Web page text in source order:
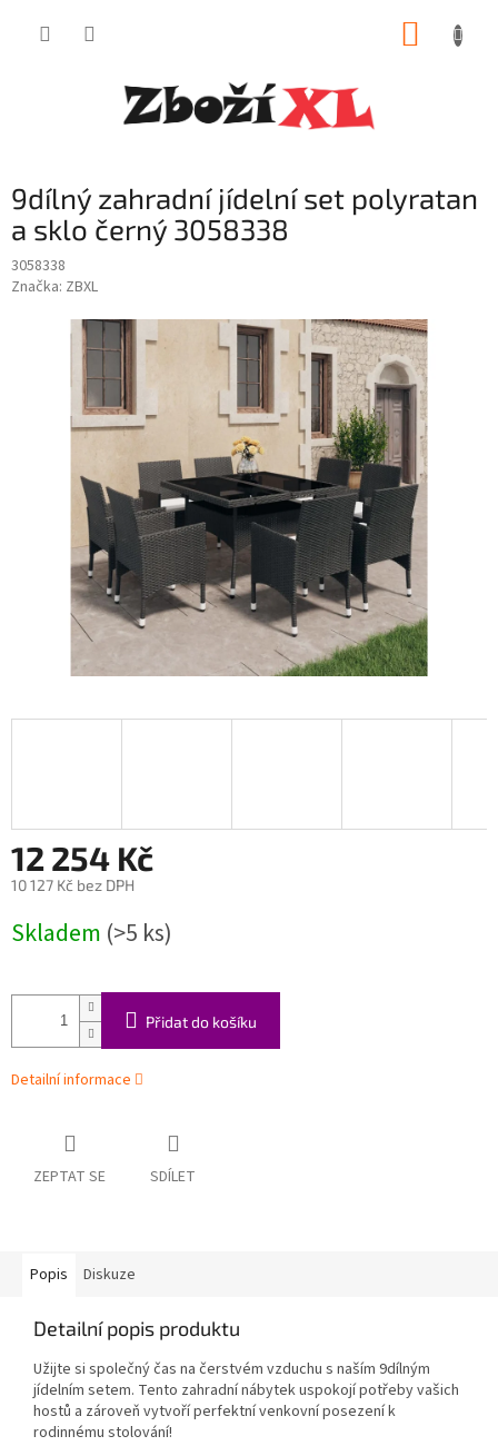
9dílný zahradní jídelní set polyratan
a sklo černý 3058338
3058338
Značka: ZBXL
12 254 Kč
10 127 Kč bez DPH
cena:
Skladem (>5 ks)
Přidat do košíku
Detailní informace
ZEPTAT SE SDÍLET
Popis Diskuze
Detailní popis produktu
Užijte si společný čas na čerstvém vzduchu s naším 9dílným
jídelním setem. Tento zahradní nábytek uspokojí potřeby vašich
hostů a zároveň vytvoří perfektní venkovní posezení k
rodinnému stolování!